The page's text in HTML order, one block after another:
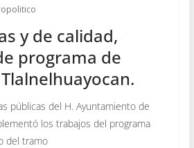
y de calidad,
programa de
públicas del H. Ayuntamiento de
los trabajos del programa
del tramo